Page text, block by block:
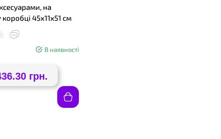
на
коробці 45х11х51 см
В наявності
грн.